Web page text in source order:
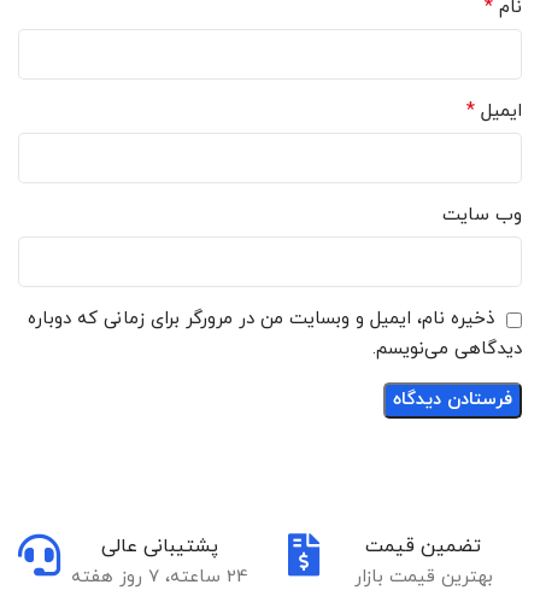
نام *
ایمیل *
وب‌ سایت
ذخیره نام، ایمیل و وبسایت من در مرورگر برای زمانی که دوباره
دیدگاهی می‌نویسم.
تضمین قیمت
بهترین قیمت بازار
پشتیبانی عالی
24 ساعته، 7 روز هفته